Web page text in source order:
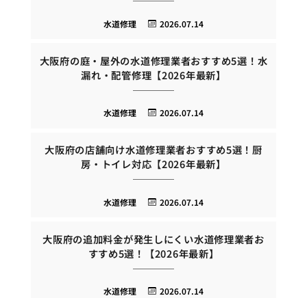
2026.07.14
水道修理
大阪府の庭・屋外の水道修理業者おすすめ5選！水
漏れ・配管修理【2026年最新】
2026.07.14
水道修理
大阪府の店舗向け水道修理業者おすすめ5選！厨
房・トイレ対応【2026年最新】
2026.07.14
水道修理
大阪府の追加料金が発生しにくい水道修理業者お
すすめ5選！【2026年最新】
2026.07.14
水道修理